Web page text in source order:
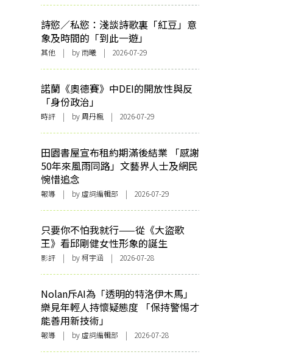
詩慾／私慾：淺談詩歌裏「紅豆」意
象及時間的「到此一遊」
其他 | by 雨曦 | 2026-07-29
諾蘭《奧德賽》中DEI的開放性與反
「身份政治」
時評 | by 周丹楓 | 2026-07-29
田園書屋宣布租約期滿後結業 「感謝
50年來風雨同路」文藝界人士及網民
惋惜追念
報導 | by 虛詞編輯部 | 2026-07-29
只要你不怕我就行——從《大盜歌
王》看邱剛健女性形象的誕生
影評 | by 柯宇涵 | 2026-07-28
Nolan斥AI為「透明的特洛伊木馬」
樂見年輕人持懷疑態度 「保持警惕才
能善用新技術」
報導 | by 虛詞編輯部 | 2026-07-28